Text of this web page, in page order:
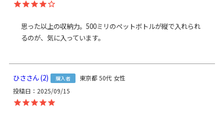
ご選択の場合、システムの都合上、商品発送前にご請求させ
て頂く場合がございます。何卒ご了承下さいますようお願い
発送方法
ゆうパック：全国一律770円
※10,000円以上ご購入頂いた場合は送料無料になります。
思った以上の収納力。500ミリのペットボトルが縦で入れられ
るのが、気に入っています。
ひさ 2 購入者 東京都 50代 女性
投稿日
2025/09/15